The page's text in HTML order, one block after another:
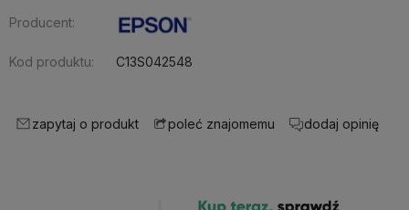
Producent:
Kod produktu: C13S042548
zapytaj o produkt poleć znajomemu dodaj opinię